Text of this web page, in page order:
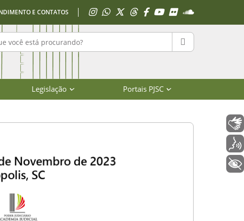
E CONTATOS Acessar Instagram
Acessar WhatsApp
Acessar XAcessar Threads
Acessar Facebook
Acessar YouTube
Acessar Flickr
Acessar
no portal PESQUISAR
Legislação Portais PJSC
Libras